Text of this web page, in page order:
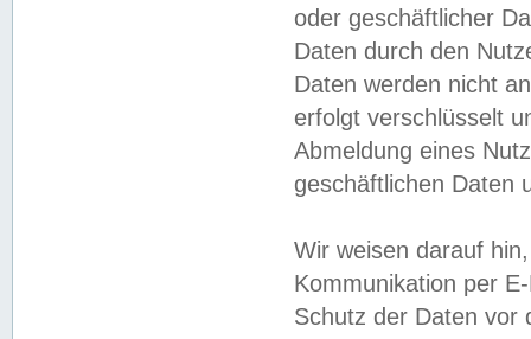
oder geschäftlicher
Daten durch den
Daten werden nicht
erfolgt verschlüsselt
Abmeldung eines
geschäftlichen Daten
Wir weisen darauf
Kommunikation per
Schutz der Daten vor